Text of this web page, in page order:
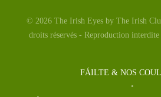
La Vénus d’Arles
© 2026 The Irish Eyes by The Irish
droits réservés - Reproduction interdite
FÁILTE & NOS